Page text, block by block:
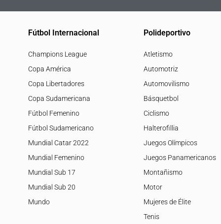
Fútbol Internacional
Champions League
Copa América
Copa Libertadores
Copa Sudamericana
Fútbol Femenino
Fútbol Sudamericano
Mundial Catar 2022
Mundial Femenino
Mundial Sub 17
Mundial Sub 20
Mundo
Polideportivo
Atletismo
Automotriz
Automovilismo
Básquetbol
Ciclismo
Halterofillia
Juegos Olímpicos
Juegos Panamericanos
Montañismo
Motor
Mujeres de Élite
Tenis